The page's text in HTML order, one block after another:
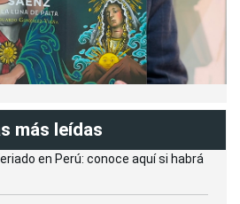
más leídas
en Perú: conoce aquí si habrá